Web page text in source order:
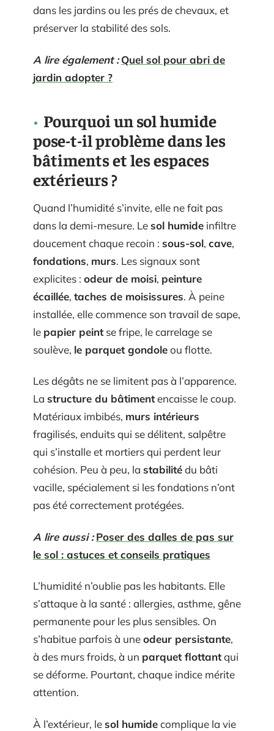
dans les jardins ou les prés de chevaux, et
préserver la stabilité des sols.
A lire également : Quel sol pour abri de
jardin adopter ?
Pourquoi un sol humide
pose-t-il problème dans les
bâtiments et les espaces
extérieurs ?
Quand l’humidité s’invite, elle ne fait pas
dans la demi-mesure. Lesol humide infiltre
doucement chaque recoin : sous-sol, cave,
fondations, murs. Les signaux sont
explicites : odeur de moisi, peinture
écaillée, taches de moisissures. À peine
installée, elle commence son travail de sape,
le papier peintse fripe, le carrelage se
soulève, le parquet gondoleou flotte.
Les dégâts ne se limitent pas à l’apparence.
La structure du bâtimentencaisse le coup.
Matériaux imbibés, murs intérieurs
fragilisés, enduits qui se délitent, salpêtre
qui s’installe et mortiers qui perdent leur
cohésion. Peu à peu, la stabilitédu bâti
vacille, spécialement si les fondations n’ont
pas été correctement protégées.
A lire aussi : Poser des dalles de pas sur
le sol : astuces et conseils pratiques
L’humidité n’oublie pas les habitants. Elle
s’attaque à la santé : allergies, asthme, gêne
permanente pour les plus sensibles. On
s’habitue parfois à uneodeur persistante,
à des murs froids, à un parquet flottantqui
se déforme. Pourtant, chaque indice mérite
attention.
À l’extérieur, lesol humidecomplique la vie